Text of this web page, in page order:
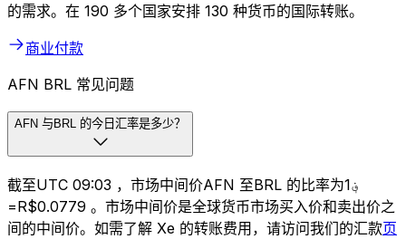
的需求。在 190 多个国家安排 130 种货币的国际转账。
商业付款
AFN BRL 常见问题
AFN 与BRL 的今日汇率是多少？
截至UTC 09:03 ，市场中间价AFN 至BRL 的比率为؋1
=R$0.0779 。市场中间价是全球货币市场买入价和卖出价之
间的中间价。如需了解 Xe 的转账费用，请访问我们的汇款页